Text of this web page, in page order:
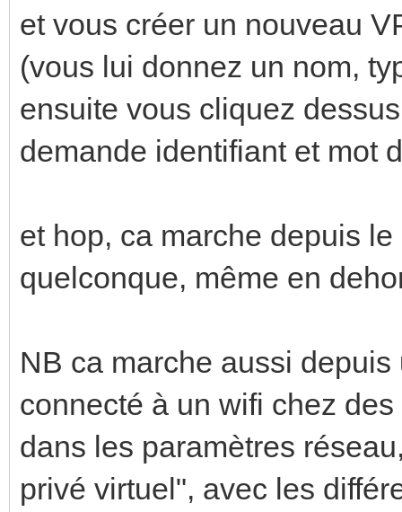
et vous créer un nouveau
(vous lui donnez un nom,
ensuite vous cliquez
demande identifiant et mot
et hop, ca marche depuis
quelconque, même en
NB ca marche aussi
connecté à un wifi chez des
dans les paramètres
privé virtuel", avec les